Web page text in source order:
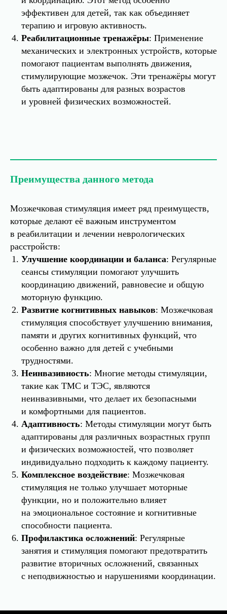
эффективен для детей, так как объединяет
терапию и игровую активность.
Реабилитационные тренажёры: Применение
механических и электронных устройств, которые
помогают пациентам выполнять движения,
стимулирующие мозжечок. Эти тренажёры могут
быть адаптированы для разных возрастов
и уровней физических возможностей.
Преимущества данного метода
Мозжечковая стимуляция имеет ряд преимуществ,
которые делают её важным инструментом
в реабилитации и лечении неврологических
расстройств:
Улучшение координации и баланса: Регулярные
сеансы стимуляции помогают улучшить
координацию движений, равновесие и общую
моторную функцию.
Развитие когнитивных навыков: Мозжечковая
стимуляция способствует улучшению внимания,
памяти и других когнитивных функций, что
особенно важно для детей с учебными
трудностями.
Неинвазивность: Многие методы стимуляции,
такие как ТМС и ТЭС, являются
неинвазивными, что делает их безопасными
и комфортными для пациентов.
Адаптивность: Методы стимуляции могут быть
адаптированы для различных возрастных групп
и физических возможностей, что позволяет
индивидуально подходить к каждому пациенту.
Комплексное воздействие: Мозжечковая
стимуляция не только улучшает моторные
функции, но и положительно влияет
на эмоциональное состояние и когнитивные
способности пациента.
Профилактика осложнений: Регулярные
занятия и стимуляция помогают предотвратить
развитие вторичных осложнений, связанных
с неподвижностью и нарушениями координации.